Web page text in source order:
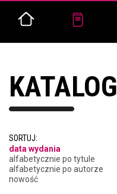
KATALOG
SORTUJ:
data wydania
alfabetycznie po tytule
alfabetycznie po autorze
nowość